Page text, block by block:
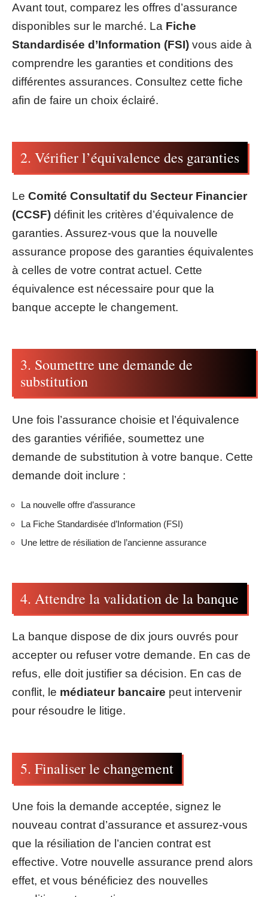
Avant tout, comparez les offres d’assurance
disponibles sur le marché. La Fiche
Standardisée d’Information (FSI) vous aide à
comprendre les garanties et conditions des
différentes assurances. Consultez cette fiche
afin de faire un choix éclairé.
2. Vérifier l’équivalence des garanties
Le Comité Consultatif du Secteur Financier
(CCSF) définit les critères d’équivalence de
garanties. Assurez-vous que la nouvelle
assurance propose des garanties équivalentes
à celles de votre contrat actuel. Cette
équivalence est nécessaire pour que la
banque accepte le changement.
3. Soumettre une demande de
substitution
Une fois l’assurance choisie et l’équivalence
des garanties vérifiée, soumettez une
demande de substitution à votre banque. Cette
demande doit inclure :
La nouvelle offre d’assurance
La Fiche Standardisée d’Information (FSI)
Une lettre de résiliation de l’ancienne assurance
4. Attendre la validation de la banque
La banque dispose de dix jours ouvrés pour
accepter ou refuser votre demande. En cas de
refus, elle doit justifier sa décision. En cas de
conflit, le médiateur bancaire peut intervenir
pour résoudre le litige.
5. Finaliser le changement
Une fois la demande acceptée, signez le
nouveau contrat d’assurance et assurez-vous
que la résiliation de l’ancien contrat est
effective. Votre nouvelle assurance prend alors
effet, et vous bénéficiez des nouvelles